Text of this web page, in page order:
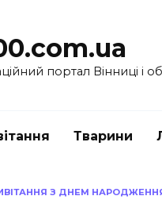
портал Вінниці і
Тварини
З ДНЕМ